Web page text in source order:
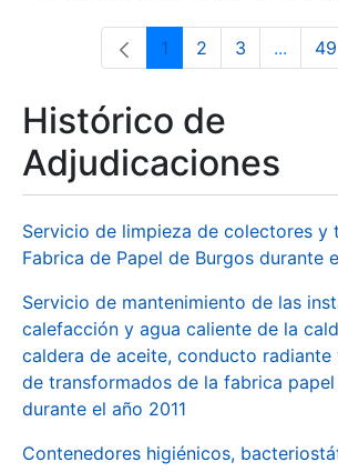
Página
1 Página
2 Página
3 ... 49
Histórico de
Adjudicaciones
Servicio de limpieza de colectores y
Fabrica de Papel de Burgos durante
Servicio de mantenimiento de las
calefacción y agua caliente de la
caldera de aceite, conducto radiante
de transformados de la fabrica
durante el año 2011
Contenedores higiénicos,